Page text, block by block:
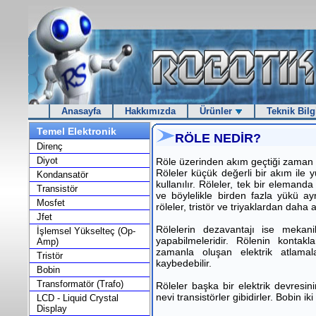
Anasayfa Hakkımızda Ürünler Teknik
Temel Elektronik
Direnç
Diyot
Kondansatör
Transistör
Mosfet
Jfet
İşlemsel Yükselteç (Op-
Amp)
Tristör
Bobin
Transformatör (Trafo)
LCD - Liquid Crystal
Display
RÖLE NEDİR?
Röle üzerinden akım geçtiği
Röleler küçük değerli bir akım ile
kullanılır. Röleler, tek bir
ve böylelikle birden fazla yükü
röleler, tristör ve triyaklardan daha
Rölelerin dezavantajı ise
yapabilmeleridir. Rölenin
zamanla oluşan elektrik
kaybedebilir.
Röleler başka bir elektrik
nevi transistörler gibidirler. Bobin iki